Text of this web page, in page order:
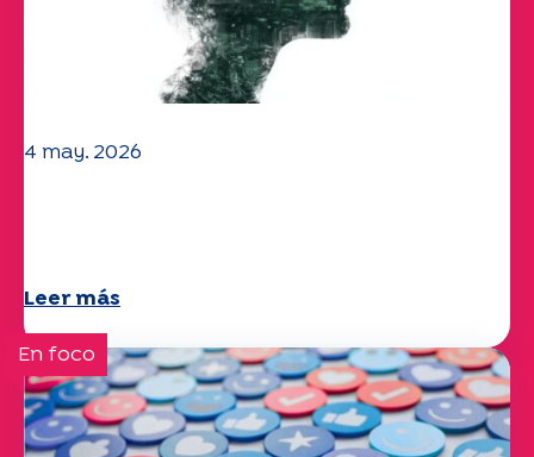
4 may. 2026
Leer más
En foco